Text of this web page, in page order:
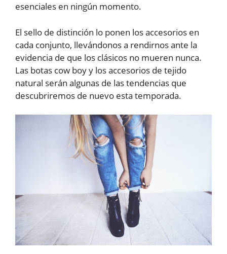
esenciales en ningún momento.
El sello de distinción lo ponen los accesorios en
cada conjunto, llevándonos a rendirnos ante la
evidencia de que los clásicos no mueren nunca.
Las botas cow boy y los accesorios de tejido
natural serán algunas de las tendencias que
descubriremos de nuevo esta temporada.